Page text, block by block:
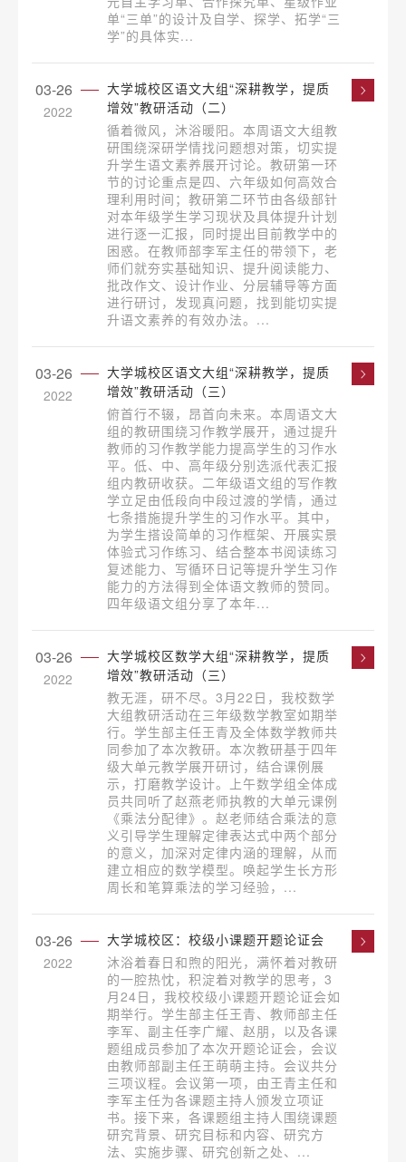
单“三单”的设计及自学、探学、拓学“三
学”的具体实...
03-26
2022
大学城校区语文大组“深耕教学，提质
增效”教研活动（二）
循着微风，沐浴暖阳。本周语文大组教
研围绕深研学情找问题想对策，切实提
升学生语文素养展开讨论。教研第一环
节的讨论重点是四、六年级如何高效合
理利用时间；教研第二环节由各级部针
对本年级学生学习现状及具体提升计划
进行逐一汇报，同时提出目前教学中的
困惑。在教师部李军主任的带领下，老
师们就夯实基础知识、提升阅读能力、
批改作文、设计作业、分层辅导等方面
进行研讨，发现真问题，找到能切实提
升语文素养的有效办法。...
03-26
2022
大学城校区语文大组“深耕教学，提质
增效”教研活动（三）
俯首行不辍，昂首向未来。本周语文大
组的教研围绕习作教学展开，通过提升
教师的习作教学能力提高学生的习作水
平。低、中、高年级分别选派代表汇报
组内教研收获。二年级语文组的写作教
学立足由低段向中段过渡的学情，通过
七条措施提升学生的习作水平。其中，
为学生搭设简单的习作框架、开展实景
体验式习作练习、结合整本书阅读练习
复述能力、写循环日记等提升学生习作
能力的方法得到全体语文教师的赞同。
四年级语文组分享了本年...
03-26
2022
大学城校区数学大组“深耕教学，提质
增效”教研活动（三）
教无涯，研不尽。3月22日，我校数学
大组教研活动在三年级数学教室如期举
行。学生部主任王青及全体数学教师共
同参加了本次教研。本次教研基于四年
级大单元教学展开研讨，结合课例展
示，打磨教学设计。上午数学组全体成
员共同听了赵燕老师执教的大单元课例
《乘法分配律》。赵老师结合乘法的意
义引导学生理解定律表达式中两个部分
的意义，加深对定律内涵的理解，从而
建立相应的数学模型。唤起学生长方形
周长和笔算乘法的学习经验，...
03-26
2022
大学城校区：校级小课题开题论证会
沐浴着春日和煦的阳光，满怀着对教研
的一腔热忱，积淀着对教学的思考，3
月24日，我校校级小课题开题论证会如
期举行。学生部主任王青、教师部主任
李军、副主任李广耀、赵朋，以及各课
题组成员参加了本次开题论证会，会议
由教师部副主任王萌萌主持。会议共分
三项议程。会议第一项，由王青主任和
李军主任为各课题主持人颁发立项证
书。接下来，各课题组主持人围绕课题
研究背景、研究目标和内容、研究方
法、实施步骤、研究创新之处、...